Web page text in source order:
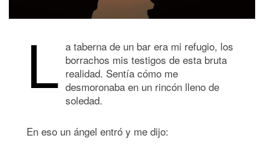
L a taberna de un bar era mi refugio, los
borrachos mis testigos de esta bruta
realidad. Sentía cómo me
desmoronaba en un rincón lleno de
soledad.
En eso un ángel entró y me dijo: